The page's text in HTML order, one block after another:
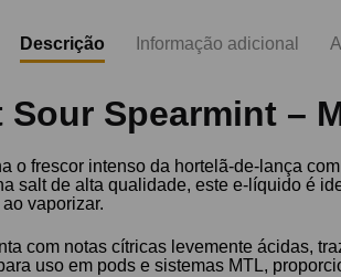
Descrição Informação adicional
Spearmint –
o frescor intenso da hortelã-de-lança
salt de alta qualidade, este e-líquido é
vaporizar.
com notas cítricas levemente ácidas,
uso em pods e sistemas MTL,